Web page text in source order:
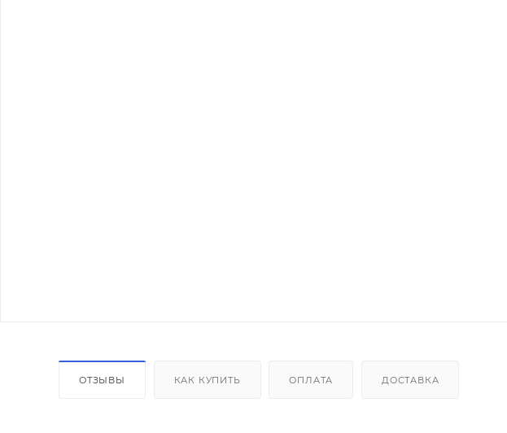
ОТЗЫВЫ КАК КУПИТЬ ОПЛАТА ДОСТАВКА